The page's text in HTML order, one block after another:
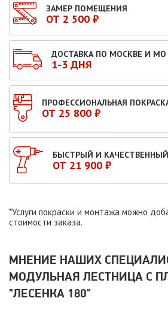
ЗАМЕР ПОМЕЩЕНИЯ
ОТ 2 500 ₽
ДОСТАВКА ПО МОСКВЕ И МО
1-3 ДНЯ
ПРОФЕССИОНАЛЬНАЯ
ОТ 25 800 ₽
БЫСТРЫЙ И
ОТ 21 900 ₽
*Услуги покраски и монтажа можно
стоимости заказа.
МНЕНИЕ НАШИХ
МОДУЛЬНАЯ ЛЕСТНИЦА С
"ЛЕСЕНКА 180"